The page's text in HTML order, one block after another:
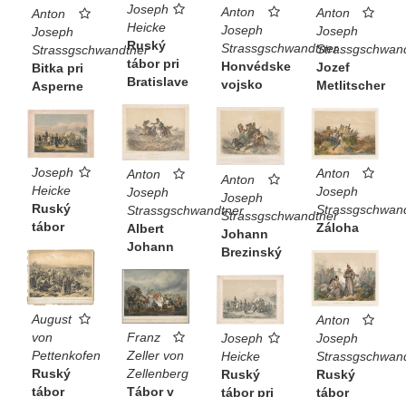
Anton
Joseph
Strassgschwandtner
Bitka pri
Asperne
Joseph
Heicke
Ruský
tábor pri
Bratislave
Anton
Joseph
Strassgschwandtner
Honvédske
vojsko
Anton
Joseph
Jozef
Metlitscher
Anton
Joseph
Strassgschwandtner
Albert
Johann
Anton
Joseph
Strassgschwandtner
Johann
Brezinský
Anton
Joseph
Záloha
Joseph
Heicke
Ruský
tábor
August
von
Pettenkofen
Ruský
tábor
Anton
Joseph
Ruský
tábor
Franz
Zeller von
Zellenberg
Tábor v
Joseph
Heicke
Ruský
tábor pri